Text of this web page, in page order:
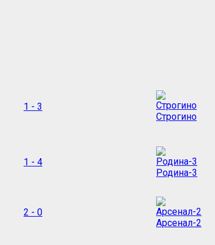
1 - 3
Строгино
1 - 4
Родина-3
2 - 0
Арсенал-2